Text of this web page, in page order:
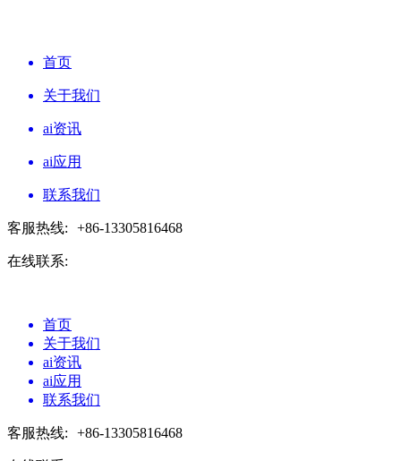
首页
关于我们
ai资讯
ai应用
联系我们
客服热线: +86-13305816468
在线联系:
首页
关于我们
ai资讯
ai应用
联系我们
客服热线: +86-13305816468